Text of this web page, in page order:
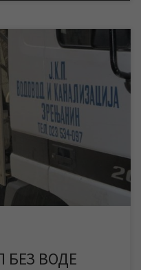
мрежи, екипе ЈКП
су прекинуле
па су зграде у Д2
на водоводној
краћег прекида
зграде у овом […]
БЕЗ ВОДЕ